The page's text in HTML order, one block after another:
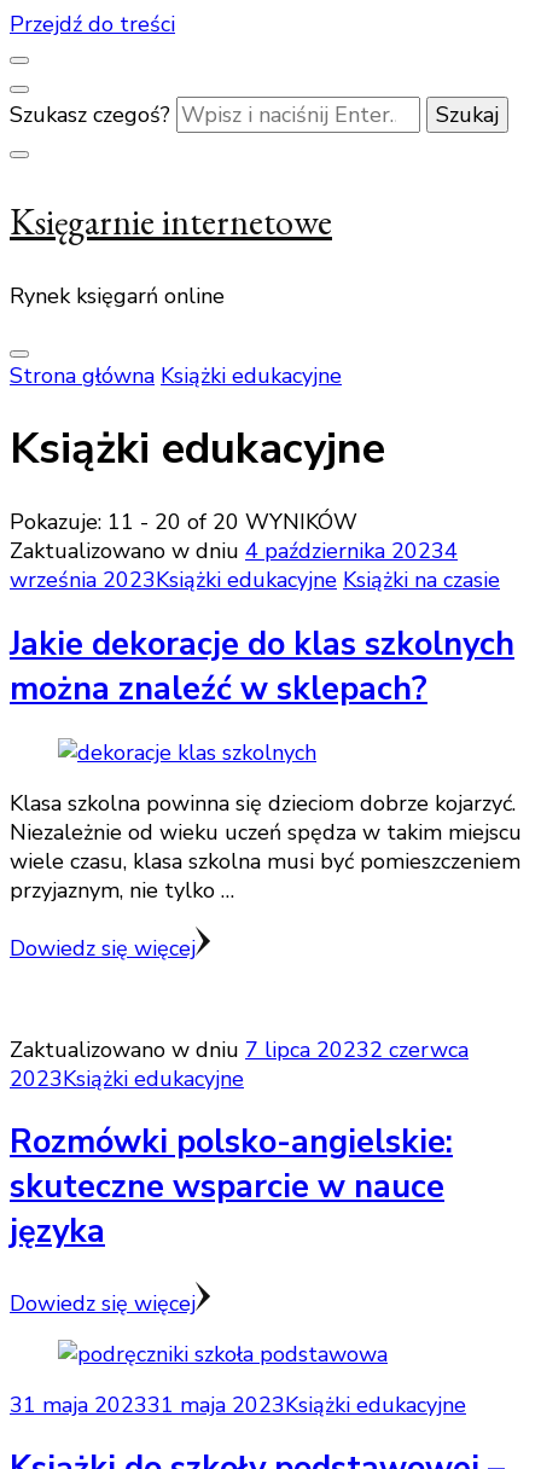
Przejdź do treści
Szukasz czegoś?
Księgarnie internetowe
Rynek księgarń online
Strona główna Książki edukacyjne
Książki edukacyjne
Pokazuje: 11 - 20 of 20 WYNIKÓW
Zaktualizowano w dniu 4 października 20234
września 2023Książki edukacyjne Książki na czasie
Jakie dekoracje do klas szkolnych
można znaleźć w sklepach?
Klasa szkolna powinna się dzieciom dobrze kojarzyć.
Niezależnie od wieku uczeń spędza w takim miejscu
wiele czasu, klasa szkolna musi być pomieszczeniem
przyjaznym, nie tylko …
Dowiedz się więcej
Zaktualizowano w dniu 7 lipca 20232 czerwca
2023Książki edukacyjne
Rozmówki polsko-angielskie:
skuteczne wsparcie w nauce
języka
Dowiedz się więcej
31 maja 202331 maja 2023Książki edukacyjne